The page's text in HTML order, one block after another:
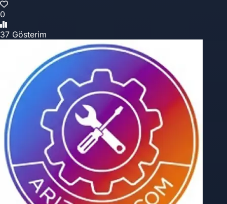
0
37 Gösterim